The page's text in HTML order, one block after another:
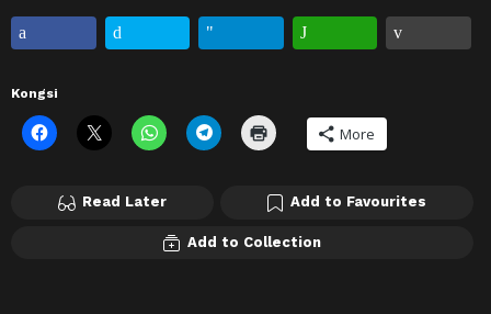
Kongsi
More
Read Later Add to Favourites
Add to Collection